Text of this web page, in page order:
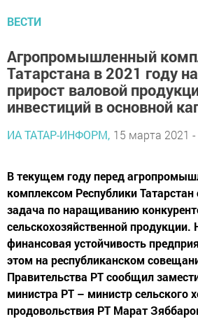
ВЕСТИ
Агропромышленный
Татарстана в 2021 году
прирост валовой
инвестиций в основной
ИА ТАТАР-ИНФОРМ, 15 марта 2021
В текущем году перед
комплексом Республики Татарстан
задача по наращиванию
сельскохозяйственной
финансовая устойчивость
этом на республиканском
Правительства РТ сообщил
министра РТ – министр сельского
продовольствия РТ Марат